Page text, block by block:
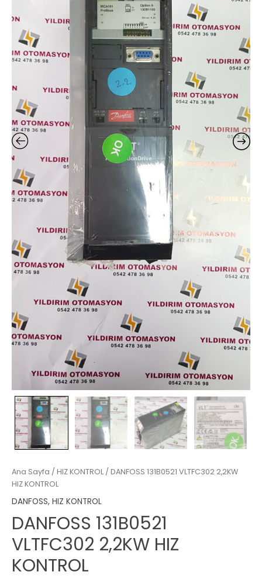
Ana Sayfa / HIZ KONTROL / DANFOSS 131B0521 VLTFC302 2,2KW
HIZ KONTROL
DANFOSS, HIZ KONTROL
DANFOSS 131B0521
VLTFC302 2,2KW HIZ
KONTROL